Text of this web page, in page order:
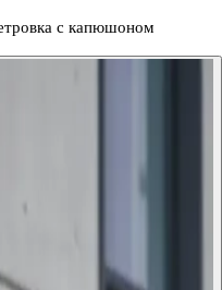
с капюшоном